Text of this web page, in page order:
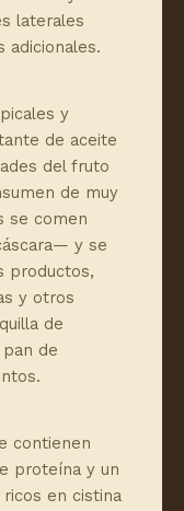
laterales
adicionales.
y
de aceite
del fruto
de muy
se comen
y se
productos,
y otros
de
de
contienen
proteína y un
ricos en cistina